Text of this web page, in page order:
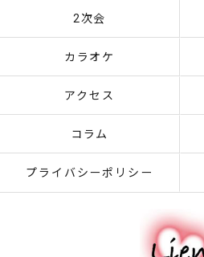
2次会
カラオケ
アクセス
コラム
プライバシーポリシー